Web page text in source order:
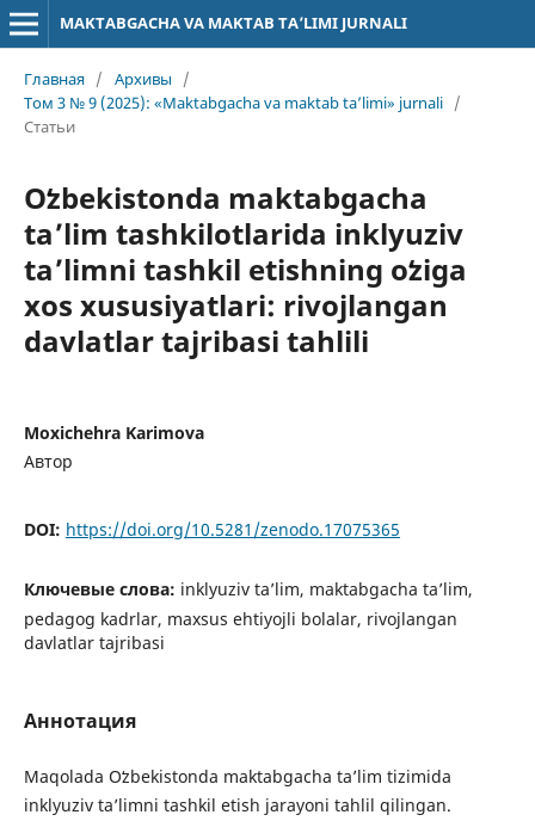
MAKTABGACHA VA MAKTAB TA’LIMI JURNALI
Главная / Архивы
/
Том 3 № 9 (2025): «Maktabgacha va maktab ta’limi» jurnali /
Статьи
Oʻzbekistonda maktabgacha
taʼlim tashkilotlarida inklyuziv
taʼlimni tashkil etishning oʻziga
xos xususiyatlari: rivojlangan
davlatlar tajribasi tahlili
Moxichehra Karimova
Автор
DOI: https://doi.org/10.5281/zenodo.17075365
Ключевые слова: inklyuziv taʼlim, maktabgacha taʼlim,
pedagog kadrlar, maxsus ehtiyojli bolalar, rivojlangan
davlatlar tajribasi
Аннотация
Maqolada Oʻzbekistonda maktabgacha taʼlim tizimida
inklyuziv taʼlimni tashkil etish jarayoni tahlil qilingan.